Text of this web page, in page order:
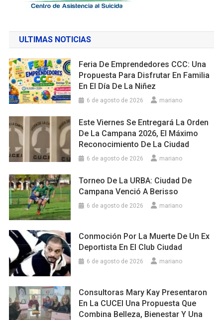
ULTIMAS NOTICIAS
Feria De Emprendedores CCC: Una
Propuesta Para Disfrutar En Familia
En El Día De La Niñez
6 de agosto de 2026 mariano
Este Viernes Se Entregará La Orden
De La Campana 2026, El Máximo
Reconocimiento De La Ciudad
6 de agosto de 2026 mariano
Torneo De La URBA: Ciudad De
Campana Venció A Berisso
6 de agosto de 2026 mariano
Conmoción Por La Muerte De Un Ex
Deportista En El Club Ciudad
6 de agosto de 2026 mariano
Consultoras Mary Kay Presentaron
En La CUCEI Una Propuesta Que
Combina Belleza, Bienestar Y Una